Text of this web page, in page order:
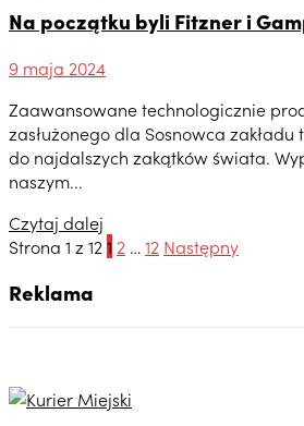
Na początku byli Fitzner i
9 maja 2024
Zaawansowane technologicznie
zasłużonego dla Sosnowca
do najdalszych zakątków świata.
naszym...
Czytaj dalej
Strona 1 z 12 1 2 … 12 Następny
Reklama